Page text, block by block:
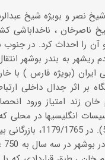
، ج 2، ص 1321). در حدود 1150، شیخ
آن را احداث کرد. در
به بندر بوشهر
ایران (بویژه فارس ) با
بر اثر جدال داخلی
با کریم خان زند امتیاز
انگلیسیها در محلی
گرفته بود، برپا شد